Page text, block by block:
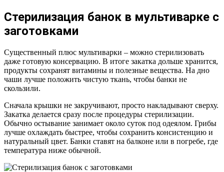
Стерилизация банок в мультиварке с
заготовками
Существенный плюс мультиварки – можно стерилизовать
даже готовую консервацию. В итоге закатка дольше хранится,
продукты сохранят витамины и полезные вещества. На дно
чаши лучше положить чистую ткань, чтобы банки не
скользили.
Сначала крышки не закручивают, просто накладывают сверху.
Закатка делается сразу после процедуры стерилизации.
Обычно остывание занимает около суток под одеялом. Грибы
лучше охлаждать быстрее, чтобы сохранить консистенцию и
натуральный цвет. Банки ставят на балконе или в погребе, где
температура ниже обычной.